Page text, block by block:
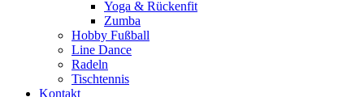
Yoga & Rückenfit
Zumba
Hobby Fußball
Line Dance
Radeln
Tischtennis
Kontakt